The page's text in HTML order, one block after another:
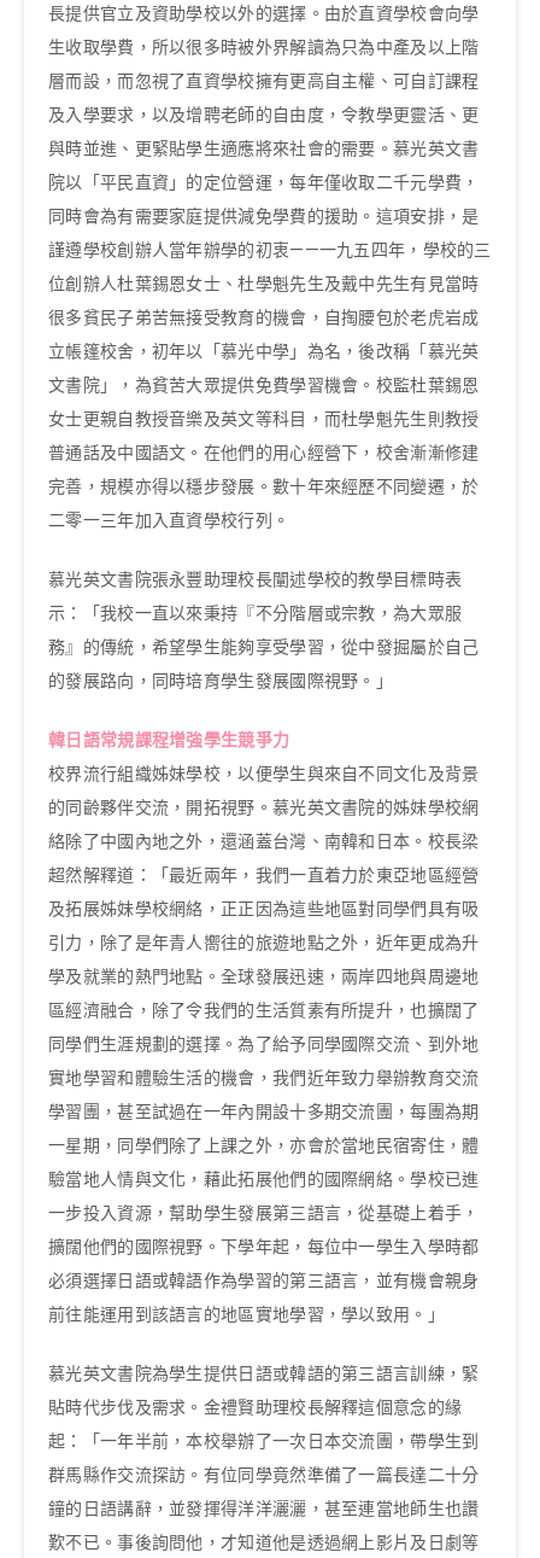
長提供官立及資助學校以外的選擇。由於直資學校會向學
生收取學費，所以很多時被外界解讀為只為中產及以上階
層而設，而忽視了直資學校擁有更高自主權、可自訂課程
及入學要求，以及增聘老師的自由度，令教學更靈活、更
與時並進、更緊貼學生適應將來社會的需要。慕光英文書
院以「平民直資」的定位營運，每年僅收取二千元學費，
同時會為有需要家庭提供減免學費的援助。這項安排，是
謹遵學校創辦人當年辦學的初衷——一九五四年，學校的三
位創辦人杜葉錫恩女士、杜學魁先生及戴中先生有見當時
很多貧民子弟苦無接受教育的機會，自掏腰包於老虎岩成
立帳篷校舍，初年以「慕光中學」為名，後改稱「慕光英
文書院」，為貧苦大眾提供免費學習機會。校監杜葉錫恩
女士更親自教授音樂及英文等科目，而杜學魁先生則教授
普通話及中國語文。在他們的用心經營下，校舍漸漸修建
完善，規模亦得以穩步發展。數十年來經歷不同變遷，於
二零一三年加入直資學校行列。
慕光英文書院張永豐助理校長闡述學校的教學目標時表
示：「我校一直以來秉持『不分階層或宗教，為大眾服
務』的傳統，希望學生能夠享受學習，從中發掘屬於自己
的發展路向，同時培育學生發展國際視野。」
韓日語常規課程增強學生競爭力
校界流行組織姊妹學校，以便學生與來自不同文化及背景
的同齡夥伴交流，開拓視野。慕光英文書院的姊妹學校網
絡除了中國內地之外，還涵蓋台灣、南韓和日本。校長梁
超然解釋道：「最近兩年，我們一直着力於東亞地區經營
及拓展姊妹學校網絡，正正因為這些地區對同學們具有吸
引力，除了是年青人嚮往的旅遊地點之外，近年更成為升
學及就業的熱門地點。全球發展迅速，兩岸四地與周邊地
區經濟融合，除了令我們的生活質素有所提升，也擴闊了
同學們生涯規劃的選擇。為了給予同學國際交流、到外地
實地學習和體驗生活的機會，我們近年致力舉辦教育交流
學習團，甚至試過在一年內開設十多期交流團，每團為期
一星期，同學們除了上課之外，亦會於當地民宿寄住，體
驗當地人情與文化，藉此拓展他們的國際網絡。學校已進
一步投入資源，幫助學生發展第三語言，從基礎上着手，
擴闊他們的國際視野。下學年起，每位中一學生入學時都
必須選擇日語或韓語作為學習的第三語言，並有機會親身
前往能運用到該語言的地區實地學習，學以致用。」
慕光英文書院為學生提供日語或韓語的第三語言訓練，緊
貼時代步伐及需求。金禮賢助理校長解釋這個意念的緣
起：「一年半前，本校舉辦了一次日本交流團，帶學生到
群馬縣作交流探訪。有位同學竟然準備了一篇長達二十分
鐘的日語講辭，並發揮得洋洋灑灑，甚至連當地師生也讚
歎不已。事後詢問他，才知道他是透過網上影片及日劇等